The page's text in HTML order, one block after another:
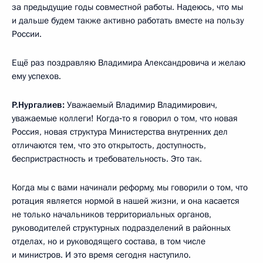
за предыдущие годы совместной работы. Надеюсь, что мы
и дальше будем также активно работать вместе на пользу
России.
Ещё раз поздравляю Владимира Александровича и желаю
ему успехов.
Р.Нургалиев: Уважаемый Владимир Владимирович,
уважаемые коллеги! Когда‑то я говорил о том, что новая
Россия, новая структура Министерства внутренних дел
отличаются тем, что это открытость, доступность,
беспристрастность и требовательность. Это так.
Когда мы с вами начинали реформу, мы говорили о том, что
ротация является нормой в нашей жизни, и она касается
не только начальников территориальных органов,
руководителей структурных подразделений в районных
отделах, но и руководящего состава, в том числе
и министров. И это время сегодня наступило.